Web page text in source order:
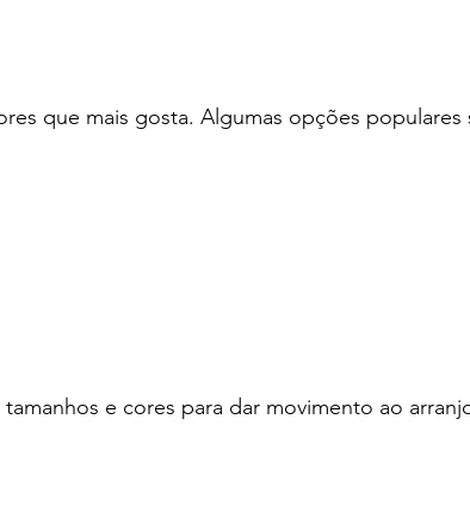
que mais gosta. Algumas opções populares
e cores para dar movimento ao